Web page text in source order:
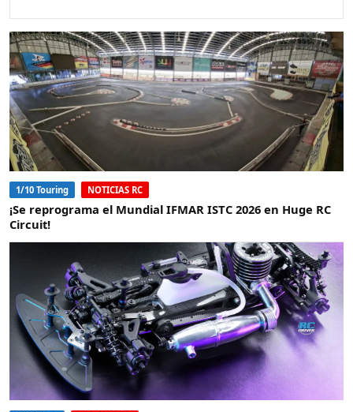
1/10 Touring NOTICIAS RC
¡Se reprograma el Mundial IFMAR ISTC 2026 en Huge RC
Circuit!